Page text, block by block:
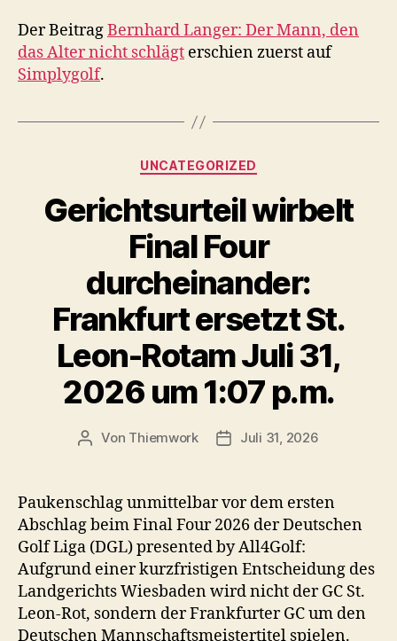
Der BeitragBernhard Langer: Der Mann, den
das Alter nicht schlägt erschien zuerst auf
Simplygolf.
Kategorien
UNCATEGORIZED
Gerichtsurteil wirbelt
Final Four
durcheinander:
Frankfurt ersetzt St.
Leon-Rotam Juli 31,
2026 um 1:07 p.m.
Beitragsautor
Von Thiemwork Veröffentlichungsdatum
Juli 31, 2026
Paukenschlag unmittelbar vor dem ersten
Abschlag beim Final Four 2026 der Deutschen
Golf Liga (DGL) presented by All4Golf:
Aufgrund einer kurzfristigen Entscheidung des
Landgerichts Wiesbaden wird nicht der GC St.
Leon-Rot, sondern der Frankfurter GC um den
Deutschen Mannschaftsmeistertitel spielen.